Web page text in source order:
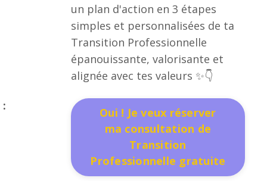
:
un plan d'action en 3 étapes
simples et personnalisées de ta
Transition Professionnelle
épanouissante, valorisante et
alignée avec tes valeurs ✨👇
Oui ! Je veux réserver
ma consultation de
Transition
Professionnelle gratuite